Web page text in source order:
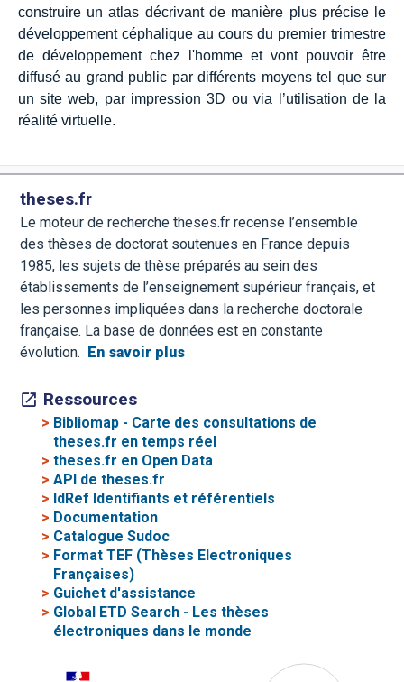
construire un atlas décrivant de manière plus précise le
développement céphalique au cours du premier trimestre
de développement chez l'homme et vont pouvoir être
diffusé au grand public par différents moyens tel que sur
un site web, par impression 3D ou via l’utilisation de la
réalité virtuelle.
theses.fr
Le moteur de recherche theses.fr recense l’ensemble
des thèses de doctorat soutenues en France depuis
1985, les sujets de thèse préparés au sein des
établissements de l’enseignement supérieur français, et
les personnes impliquées dans la recherche doctorale
française. La base de données est en constante
évolution.
En savoir plus
Ressources
> Bibliomap - Carte des consultations de
theses.fr en temps réel
>theses.fr en Open Data
>API de theses.fr
> IdRef Identifiants et référentiels
> Documentation
> Catalogue Sudoc
> Format TEF (Thèses Electroniques
Françaises)
> Guichet d'assistance
> Global ETD Search - Les thèses
électroniques dans le monde